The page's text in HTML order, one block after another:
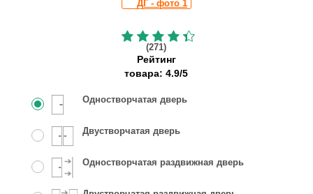
(271)
Рейтинг
товара:4.9/5
Одностворчатая дверь
Двустворчатая дверь
Одностворчатая раздвижная дверь